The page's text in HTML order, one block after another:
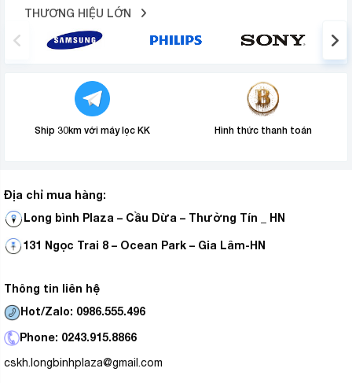
THƯƠNG HIỆU LỚN
Ship 30km với máy lọc KK Hình thức thanh toán
Địa chỉ mua hàng:
Long bình Plaza – Cầu Dừa – Thường Tín _ HN
131 Ngọc Trai 8 – Ocean Park – Gia Lâm-HN
Thông tin liên hệ
Hot/Zalo: 0986.555.496
Phone: 0243.915.8866
cskh.longbinhplaza@gmail.com